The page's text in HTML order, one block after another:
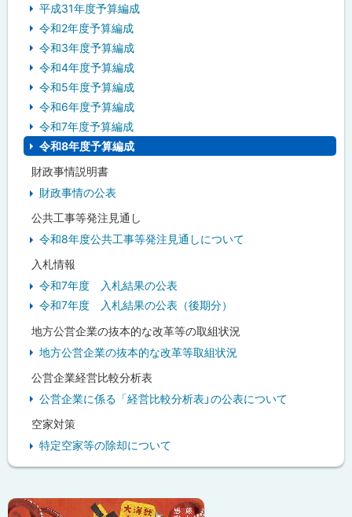
平成31年度予算編成
令和2年度予算編成
令和3年度予算編成
令和4年度予算編成
令和5年度予算編成
令和6年度予算編成
令和7年度予算編成
令和8年度予算編成
財政事情説明書
財政事情の公表
公共工事等発注見通し
令和8年度公共工事等発注見通しについて
入札情報
令和7年度 入札結果の公表
令和7年度 入札結果の公表（後期分）
地方公営企業の抜本的な改革等の取組状況
地方公営企業の抜本的な改革等取組状況
公営企業経営比較分析表
公営企業に係る「経営比較分析表」の公表について
空家対策
特定空家等の除却について